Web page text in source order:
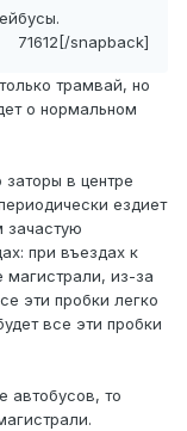
71612[/snapback]
трамвай, но
о нормальном
заторы в центре
ездиет
зачастую
при въездах к
магистрали, из-за
эти пробки легко
все эти пробки
автобусов, то